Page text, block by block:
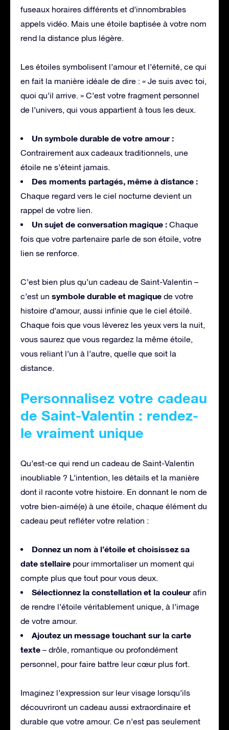
fuseaux horaires différents et d’innombrables
appels vidéo. Mais une étoile baptisée à votre nom
rend la distance plus légère.
Les étoiles symbolisent l’amour et l’éternité, ce qui
en fait la manière idéale de dire : « Je suis avec toi,
quoi qu’il arrive. » C’est votre fragment personnel
de l’univers, qui vous appartient à tous les deux.
Un symbole durable de votre amour :
Contrairement aux cadeaux traditionnels, une
étoile ne s’éteint jamais.
Des moments partagés, même à distance :
Chaque regard vers le ciel nocturne devient un
rappel de votre lien.
Un sujet de conversation magique : Chaque
fois que votre partenaire parle de son étoile, votre
lien se renforce.
C’est bien plus qu’un cadeau de Saint-Valentin –
c’est un symbole durable et magique de votre
histoire d’amour, aussi infinie que le ciel étoilé.
Chaque fois que vous lèverez les yeux vers la nuit,
vous saurez que vous regardez la même étoile,
vous reliant l’un à l’autre, quelle que soit la
distance.
Personnalisez votre cadeau
de Saint-Valentin : rendez-
le vraiment unique
Qu’est-ce qui rend un cadeau de Saint-Valentin
inoubliable ? L’intention, les détails et la manière
dont il raconte votre histoire. En donnant le nom de
votre bien-aimé(e) à une étoile, chaque élément du
cadeau peut refléter votre relation :
Donnez un nom à l’étoile et choisissez sa
date stellaire pour immortaliser un moment qui
compte plus que tout pour vous deux.
Sélectionnez la constellation et la couleurafin
de rendre l’étoile véritablement unique, à l’image
de votre amour.
Ajoutez un message touchant sur la carte
texte – drôle, romantique ou profondément
personnel, pour faire battre leur cœur plus fort.
Imaginez l’expression sur leur visage lorsqu’ils
découvriront un cadeau aussi extraordinaire et
durable que votre amour. Ce n’est pas seulement